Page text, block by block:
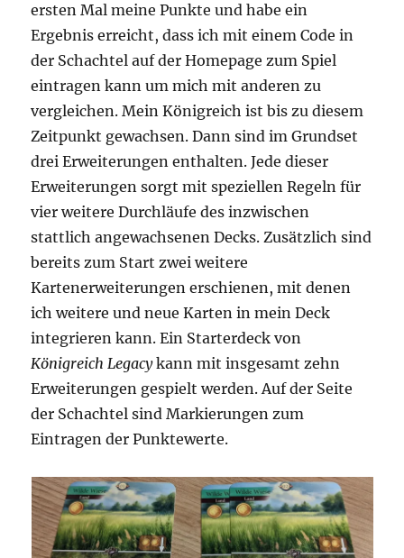
ersten Mal meine Punkte und habe ein
Ergebnis erreicht, dass ich mit einem Code in
der Schachtel auf der Homepage zum Spiel
eintragen kann um mich mit anderen zu
vergleichen. Mein Königreich ist bis zu diesem
Zeitpunkt gewachsen. Dann sind im Grundset
drei Erweiterungen enthalten. Jede dieser
Erweiterungen sorgt mit speziellen Regeln für
vier weitere Durchläufe des inzwischen
stattlich angewachsenen Decks. Zusätzlich sind
bereits zum Start zwei weitere
Kartenerweiterungen erschienen, mit denen
ich weitere und neue Karten in mein Deck
integrieren kann. Ein Starterdeck von
Königreich Legacykann mit insgesamt zehn
Erweiterungen gespielt werden. Auf der Seite
der Schachtel sind Markierungen zum
Eintragen der Punktewerte.